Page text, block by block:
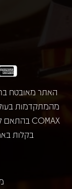
מהמתקדמות
בקלות